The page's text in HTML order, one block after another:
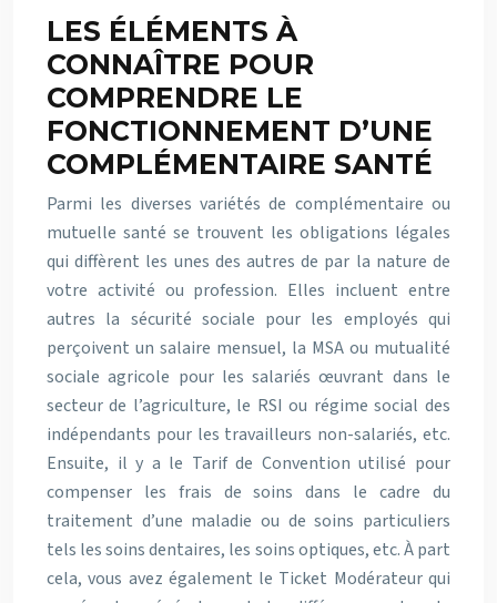
LES ÉLÉMENTS À
CONNAÎTRE POUR
COMPRENDRE LE
FONCTIONNEMENT D’UNE
COMPLÉMENTAIRE SANTÉ
Parmi les diverses variétés de complémentaire ou
mutuelle santé se trouvent les obligations légales
qui diffèrent les unes des autres de par la nature de
votre activité ou profession. Elles incluent entre
autres la sécurité sociale pour les employés qui
perçoivent un salaire mensuel, la MSA ou mutualité
sociale agricole pour les salariés œuvrant dans le
secteur de l’agriculture, le RSI ou régime social des
indépendants pour les travailleurs non-salariés, etc.
Ensuite, il y a le Tarif de Convention utilisé pour
compenser les frais de soins dans le cadre du
traitement d’une maladie ou de soins particuliers
tels les soins dentaires, les soins optiques, etc. À part
cela, vous avez également le Ticket Modérateur qui